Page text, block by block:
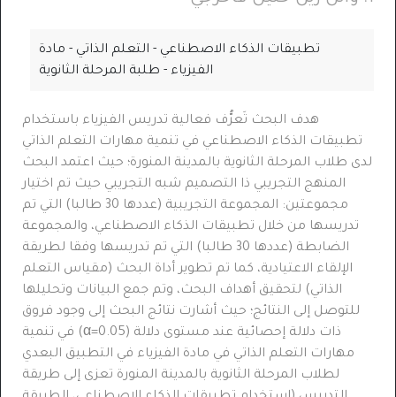
تطبيقات الذكاء الاصطناعي - التعلم الذاتي - مادة
الفيزياء - طلبة المرحلة الثانوية
هدف البحث تَعرُّف فعالية تدريس الفيزياء باستخدام
تطبيقات الذكاء الاصطناعي في تنمية مهارات التعلم الذاتي
لدى طلاب المرحلة الثانوية بالمدينة المنورة؛ حيث اعتمد البحث
المنهج التجريبي ذا التصميم شبه التجريبي حيث تم اختيار
مجموعتين: المجموعة التجريبية (عددها 30 طالبا) التي تم
تدريسها من خلال تطبيقات الذكاء الاصطناعي، والمجموعة
الضابطة (عددها 30 طالبا) التي تم تدريسها وفقا لطريقة
الإلقاء الاعتيادية، كما تم تطوير أداة البحث (مقياس التعلم
الذاتي) لتحقيق أهداف البحث، وتم جمع البيانات وتحليلها
للتوصل إلى النتائج؛ حيث أشارت نتائج البحث إلى وجود فروق
ذات دلالة إحصائية عند مستوى دلالة (
α=0.05
) في تنمية
مهارات التعلم الذاتي في مادة الفيزياء في التطبيق البعدي
لطلاب المرحلة الثانوية بالمدينة المنورة تعزى إلى طريقة